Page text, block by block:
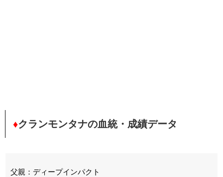
♦クランモンタナの血統・成績データ
父親：ディープインパクト